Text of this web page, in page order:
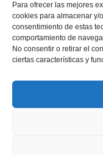
Para ofrecer las mejores
cookies para almacenar y/
consentimiento de estas
comportamiento de
No consentir o retirar el
ciertas características y